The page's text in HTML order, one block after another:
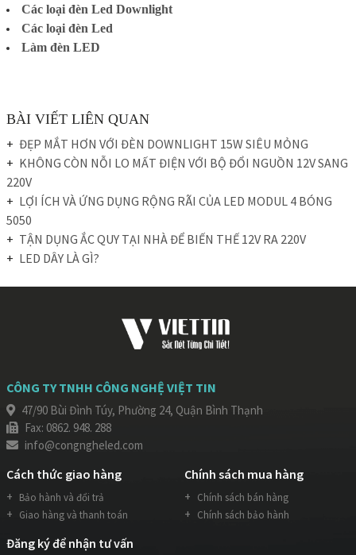
Các loại đèn Led Downlight
Các loại đèn Led
Làm đèn LED
BÀI VIẾT LIÊN QUAN
ĐẸP MẮT HƠN VỚI ĐÈN DOWNLIGHT 15W SIÊU MỎNG
KHÔNG CÒN NỖI LO MẤT ĐIỆN VỚI BỘ ĐỔI NGUỒN 12V SANG
220V
LỢI ÍCH VÀ ỨNG DỤNG RỘNG RÃI CỦA LED MODUL 4 BÓNG
5050
TẬN DỤNG ẮC QUY TẠI NHÀ ĐỂ BIẾN THẾ 12V RA 220V
LED DÂY LÀ GÌ?
CÔNG TY TNHH CÔNG NGHỆ VIỆT TIN
47/90 Bùi Đình Túy, Phường 24, Quận Bình Thạnh
Fax: 0862. 948. 288
info@congngheled.com
Cách thức giao hàng
Bảo hành và đổi trả
Giao hàng và thanh toán
Chính sách mua hàng
Chính sách bán hàng
Chính sách bảo hành
Đăng ký để nhận tư vấn